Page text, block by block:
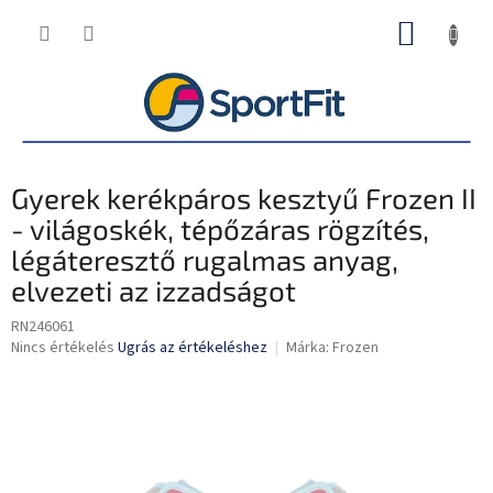
KOSÁR
Gyerek kerékpáros kesztyű Frozen II
- világoskék, tépőzáras rögzítés,
légáteresztő rugalmas anyag,
elvezeti az izzadságot
RN246061
A
Nincs értékelés Ugrás az értékeléshez Márka: Frozen